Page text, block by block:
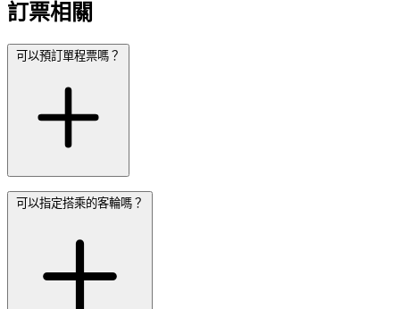
訂票相關
可以預訂單程票嗎？
可以指定搭乘的客輪嗎？